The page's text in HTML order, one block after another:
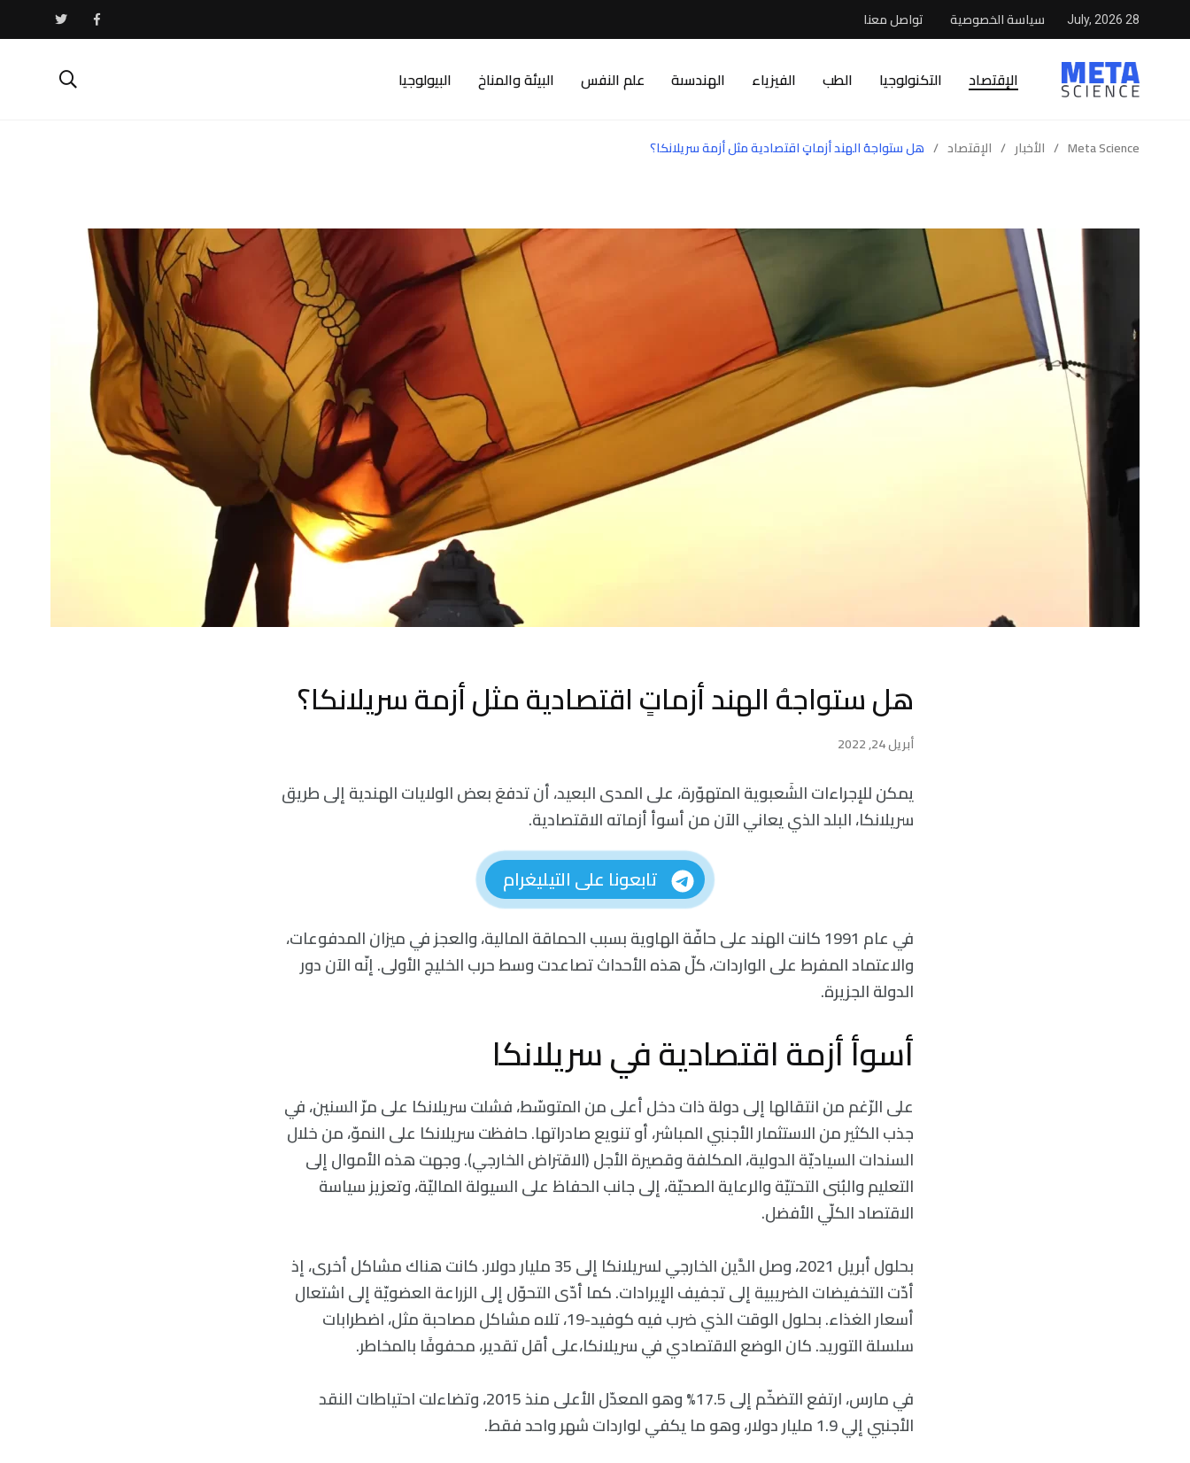
28 July, 2026 سياسة الخصوصية تواصل معنا
الإقتصاد التكنولوجيا الطب الفيزياء الهندسىة علم النفس البيئة والمناخ البيولوجيا
Meta Science
/ الأخبار / الإقتصاد / هل ستواجهُ الهند أزماتٍ اقتصادية مثل أزمة سريلانكا؟
هل ستواجهُ الهند أزماتٍ اقتصادية مثل أزمة سريلانكا؟
أبريل 24, 2022
يمكن للإجراءات الشَعبوية المتهوّرة، على المدى البعيد، أن تدفعَ بعض الولايات الهندية إلى طريق
سريلانكا، البلد الذي يعاني الآن من أسوأ أزماته الاقتصادية.
تابعونا على التيليغرام
في عام 1991 كانت الهند على حافّة الهاوية بسبب الحماقة المالية، والعجز في ميزان المدفوعات،
والاعتماد المفرط على الواردات، كلّ هذه الأحداث تصاعدت وسط حرب الخليج الأولى. إنّه الآن دور
الدولة الجزيرة.
أسوأ أزمة اقتصادية في سريلانكا
على الرّغم من انتقالها إلى دولة ذات دخل أعلى من المتوسّط، فشلت سريلانكا على مرّ السنين، في
جذب الكثير من الاستثمار الأجنبي المباشر، أو تنويع صادراتها. حافظت سريلانكا على النموّ، من خلال
السندات السياديّة الدولية، المكلفة وقصيرة الأجل (الاقتراض الخارجي). وجهت هذه الأموال إلى
التعليم والبُنى التحتيّة والرعاية الصحيّة، إلى جانب الحفاظ على السيولة الماليّة، وتعزيز سياسة
الاقتصاد الكلّي الأفضل.
بحلول أبريل 2021، وصل الدَّين الخارجي لسريلانكا إلى 35 مليار دولار. كانت هناك مشاكل أخرى، إذ
أدّت التخفيضات الضريبية إلى تجفيف الإيرادات. كما أدّى التحوّل إلى الزراعة العضويّة إلى اشتعال
أسعار الغذاء. بحلول الوقت الذي ضرب فيه كوفيد-19، تلاه مشاكل مصاحبة مثل، اضطرابات
سلسلة التوريد. كان الوضع الاقتصادي في سريلانكا،على أقل تقدير، محفوفًا بالمخاطر.
في مارس، ارتفع التضخّم إلى 17.5% وهو المعدّل الأعلى منذ 2015، وتضاءلت احتياطات النقد
الأجنبي إلي 1.9 مليار دولار، وهو ما يكفي لواردات شهر واحد فقط.